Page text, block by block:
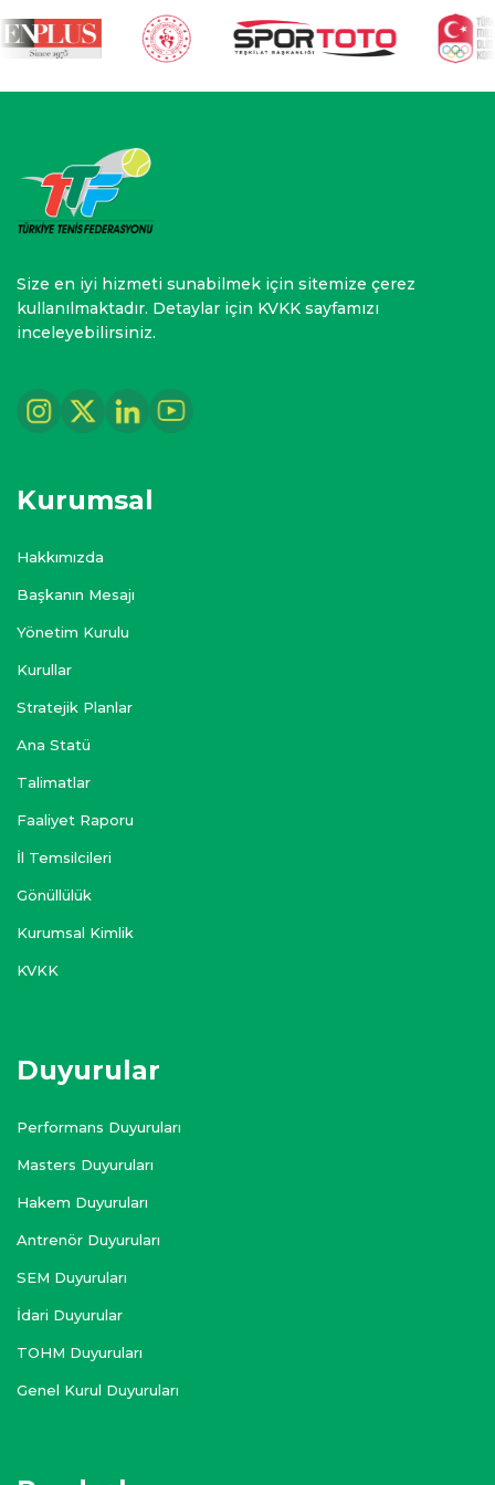
Size en iyi hizmeti sunabilmek için sitemize çerez
kullanılmaktadır. Detaylar için KVKK sayfamızı
inceleyebilirsiniz.
Kurumsal
Hakkımızda
Başkanın Mesajı
Yönetim Kurulu
Kurullar
Stratejik Planlar
Ana Statü
Talimatlar
Faaliyet Raporu
İl Temsilcileri
Gönüllülük
Kurumsal Kimlik
KVKK
Duyurular
Performans Duyuruları
Masters Duyuruları
Hakem Duyuruları
Antrenör Duyuruları
SEM Duyuruları
İdari Duyurular
TOHM Duyuruları
Genel Kurul Duyuruları